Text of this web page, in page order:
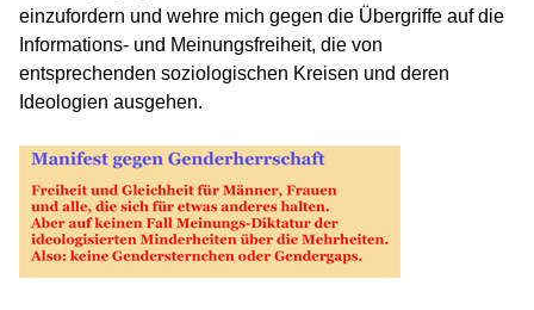
einzufordern und wehre mich gegen die Übergriffe auf die
Informations- und Meinungsfreiheit, die von
entsprechenden soziologischen Kreisen und deren
Ideologien ausgehen.